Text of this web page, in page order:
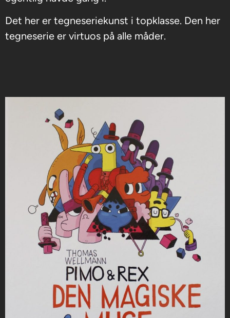
Det her er tegneseriekunst i topklasse. Den her
tegneserie er virtuos på alle måder.